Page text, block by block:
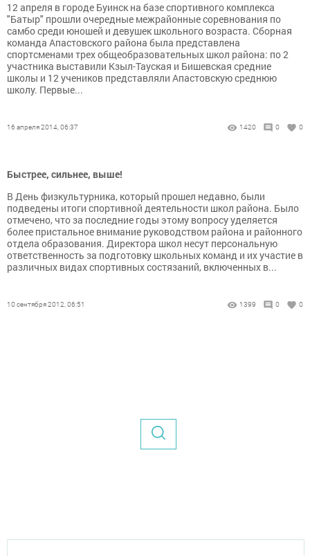
12 апреля в городе Буинск на базе спортивного комплекса
"Батыр" прошли очередные межрайонные соревнования по
самбо среди юношей и девушек школьного возраста. Сборная
команда Апастовского района была представлена
спортсменами трех общеобразовательных школ района: по 2
участника выставили Кзыл-Тауская и Бишевская средние
школы и 12 учеников представляли Апастовскую среднюю
школу. Первые...
16 апреля 2014, 06:37 1420 0 0
Быстрее, сильнее, выше!
В День физкультурника, который прошел недавно, были
подведены итоги спортивной деятельности школ района. Было
отмечено, что за последние годы этому вопросу уделяется
более пристальное внимание руководством района и районного
отдела образования. Директора школ несут персональную
ответственность за подготовку школьных команд и их участие в
различных видах спортивных состязаний, включенных в...
10 сентября 2012, 06:51 1399 0 0